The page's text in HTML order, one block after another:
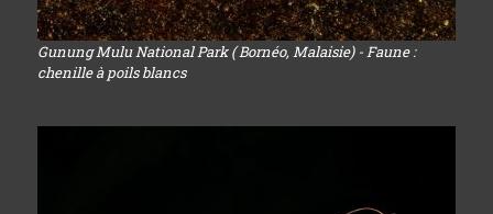
Gunung Mulu National Park ( Bornéo, Malaisie) - Faune :
chenille à poils blancs